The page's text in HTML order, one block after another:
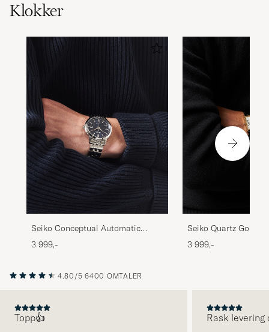
Klokker
Seiko Conceptual Automatic
41mm Steel Blue Dial
3 999,-
Seiko Quartz Gold
White Dial
3 999,-
4.80/5 6400 OMTALER
Topp👍 Rask